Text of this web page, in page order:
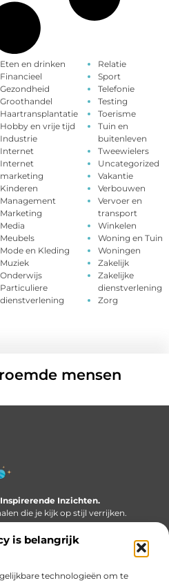
is belangrijk
technologieën om te
Eten en drinken
Financieel
Gezondheid
Groothandel
Haartransplantatie
Hobby en vrije tijd
Industrie
Internet
Internet
marketing
Kinderen
Management
Marketing
Media
Meubels
Mode en Kleding
Muziek
Onderwijs
Particuliere
dienstverlening
Relatie
Sport
Telefonie
Testing
Toerisme
Tuin en
buitenleven
Tweewielers
Uncategorized
Vakantie
Verbouwen
Vervoer en
transport
Winkelen
Woning en Tuin
Woningen
Zakelijk
Zakelijke
dienstverlening
Zorg
mensen
Inzichten.
die je kijk op stijl verrijken.